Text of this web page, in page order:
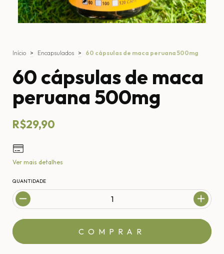
Início > Encapsulados > 60 cápsulas de maca peruana 500mg
60 cápsulas de maca
peruana 500mg
R$29,90
Ver mais detalhes
QUANTIDADE